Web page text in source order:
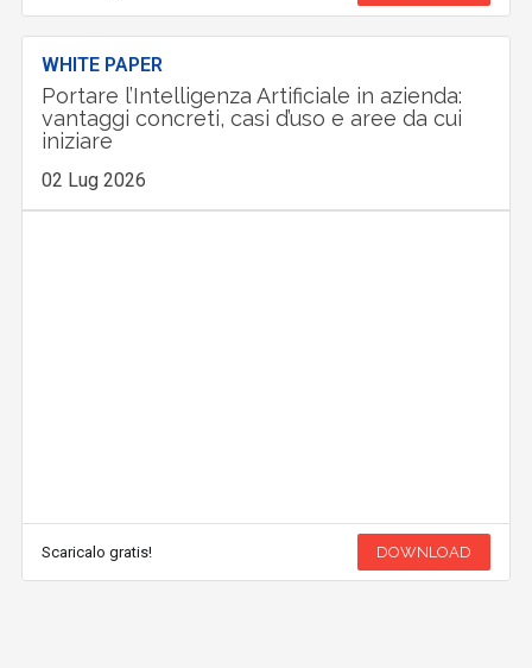
WHITE PAPER
Portare l’Intelligenza Artificiale in azienda:
vantaggi concreti, casi d’uso e aree da cui
iniziare
02 Lug 2026
Scaricalo gratis! DOWNLOAD